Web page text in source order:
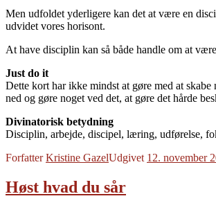
Men udfoldet yderligere kan det at være en
udvidet vores horisont.
At have disciplin kan så både handle om at
Just do it
Dette kort har ikke mindst at gøre med at
ned og gøre noget ved det, at gøre det hårde
Divinatorisk betydning
Disciplin, arbejde, discipel, læring, udførelse,
ForfatterKristine GazelUdgivet 12. november
Høst hvad du sår